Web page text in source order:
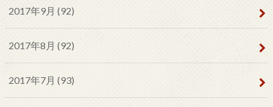
2017年9月 (92)
2017年8月 (92)
2017年7月 (93)